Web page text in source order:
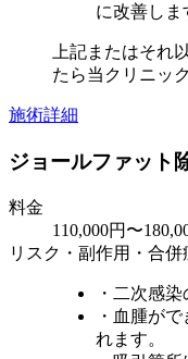
に改善しま
上記またはそれ
たら当クリニッ
施術詳細
ジョールファット
料金
110,000円〜
リスク・副作用・合併
・二次感
・血腫が
れます。